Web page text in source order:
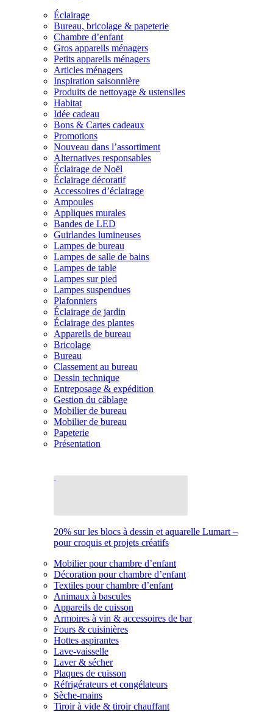
Éclairage
Bureau, bricolage & papeterie
Chambre d’enfant
Gros appareils ménagers
Petits appareils ménagers
Articles ménagers
Inspiration saisonnière
Produits de nettoyage & ustensiles
Habitat
Idée cadeau
Bons & Cartes cadeaux
Promotions
Nouveau dans l’assortiment
Alternatives responsables
Éclairage de Noël
Éclairage décoratif
Accessoires d’éclairage
Ampoules
Appliques murales
Bandes de LED
Guirlandes lumineuses
Lampes de bureau
Lampes de salle de bains
Lampes de table
Lampes sur pied
Lampes suspendues
Plafonniers
Éclairage de jardin
Éclairage des plantes
Appareils de bureau
Bricolage
Bureau
Classement au bureau
Dessin technique
Entreposage & expédition
Gestion du câblage
Mobilier de bureau
Mobilier de bureau
Papeterie
Présentation
20% sur les blocs à dessin et aquarelle Lumart –
pour croquis et projets créatifs
Mobilier pour chambre d’enfant
Décoration pour chambre d’enfant
Textiles pour chambre d’enfant
Animaux à bascules
Appareils de cuisson
Armoires à vin & accessoires de bar
Fours & cuisinières
Hottes aspirantes
Lave-vaisselle
Laver & sécher
Plaques de cuisson
Réfrigérateurs et congélateurs
Sèche-mains
Tiroir à vide & tiroir chauffant